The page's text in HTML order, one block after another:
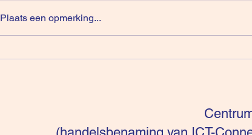
Plaats een opmerking...